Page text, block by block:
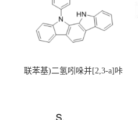
联苯基)二氢吲哚并[2,3-a]咔